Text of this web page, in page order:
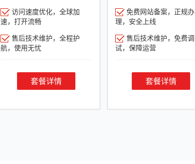
访问速度优化，全球加
速，打开流畅
售后技术维护，全程护
航，使用无忧
套餐详情
免费网站备案，正规办
理，安全上线
售后技术维护，免费调
试，保障运营
套餐详情